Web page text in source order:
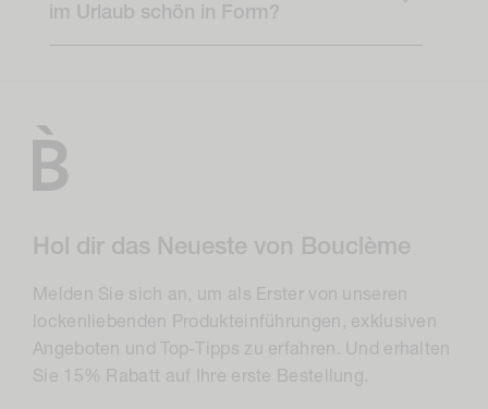
im Urlaub schön in Form?
Hol dir das Neueste von Bouclème
Melden Sie sich an, um als Erster von unseren
lockenliebenden Produkteinführungen, exklusiven
Angeboten und Top-Tipps zu erfahren. Und erhalten
Sie 15% Rabatt auf Ihre erste Bestellung.